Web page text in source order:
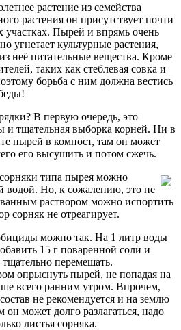
растение из семейства
растения он присутствует почти
участках. Пырей и впрямь очень
угнетает культурные растения,
неё питательные вещества. Кроме
таких как стеблевая совка и
борьба с ним должна вестись
В первую очередь, это
и тщательная выборка корней. Ни в
пырей в компост, там он может
его высушить и потом сжечь.
типа пырея можно
водой. Но, к сожалению, это не
раствором можно испортить
сорняк не отреагирует.
можно так. На 1 литр воды
15 г поваренной соли и
перемешать.
опрыснуть пырей, не попадая на
всего ранним утром. Впрочем,
не рекомендуется и на землю
он может долго разлагаться, надо
листья сорняка.